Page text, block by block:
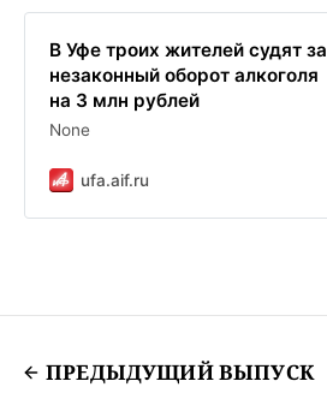
В Уфе троих жителей судят за
незаконный оборот алкоголя
на 3 млн рублей
None
ufa.aif.ru
ПРЕДЫДУЩИЙ ВЫПУСК